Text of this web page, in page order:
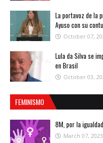
La portavoz de la
Ayuso con su
October 07,
Lula da Silva se
en Brasil
October 03,
FEMINISMO
8M, por la
March 07, 2023